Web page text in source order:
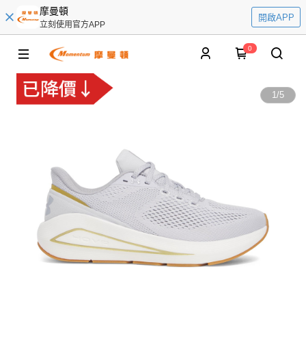
摩曼頓
立刻使用官方APP
開啟APP
0
1/5